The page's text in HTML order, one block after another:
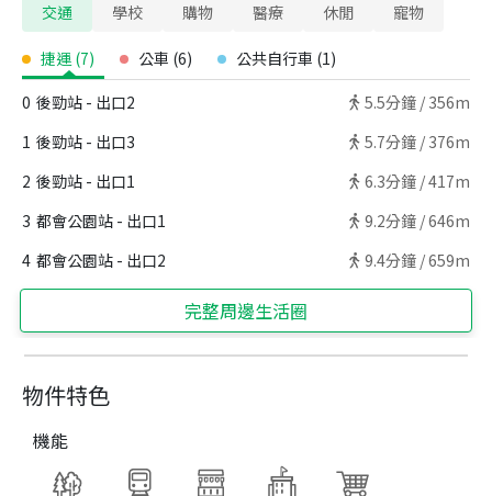
物件特色
機能
交通 學校 購物 醫療 休閒 寵物
捷運 (7) 公車 (6) 公共自行車 (1)
0 後勁站 - 出口2 5.5分鐘 / 356m
1 後勁站 - 出口3 5.7分鐘 / 376m
2 後勁站 - 出口1 6.3分鐘 /417m
3 都會公園站 - 出口1 9.2分鐘 /646m
4 都會公園站 - 出口2 9.4分鐘 /659m
完整周邊生活圈